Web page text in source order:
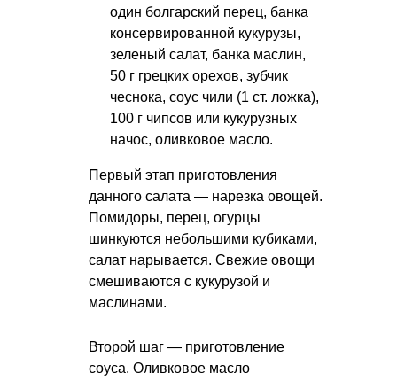
один болгарский перец, банка
консервированной кукурузы,
зеленый салат, банка маслин,
50 г грецких орехов, зубчик
чеснока, соус чили (1 ст. ложка),
100 г чипсов или кукурузных
начос, оливковое масло.
Первый этап приготовления
данного салата — нарезка овощей.
Помидоры, перец, огурцы
шинкуются небольшими кубиками,
салат нарывается. Свежие овощи
смешиваются с кукурузой и
маслинами.
Второй шаг — приготовление
соуса. Оливковое масло